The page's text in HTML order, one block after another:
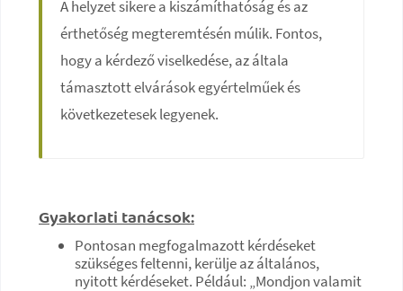
A helyzet sikere a kiszámíthatóság és az
érthetőség megteremtésén múlik. Fontos,
hogy a kérdező viselkedése, az általa
támasztott elvárások egyértelműek és
következetesek legyenek.
Gyakorlati tanácsok:
Pontosan megfogalmazott kérdéseket
szükséges feltenni, kerülje az általános,
nyitott kérdéseket. Például: „Mondjon valamit